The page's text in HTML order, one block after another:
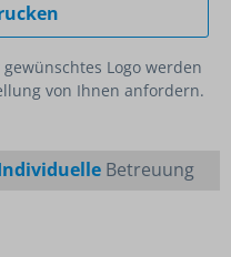
Logo werden
von Ihnen anfordern.
Betreuung